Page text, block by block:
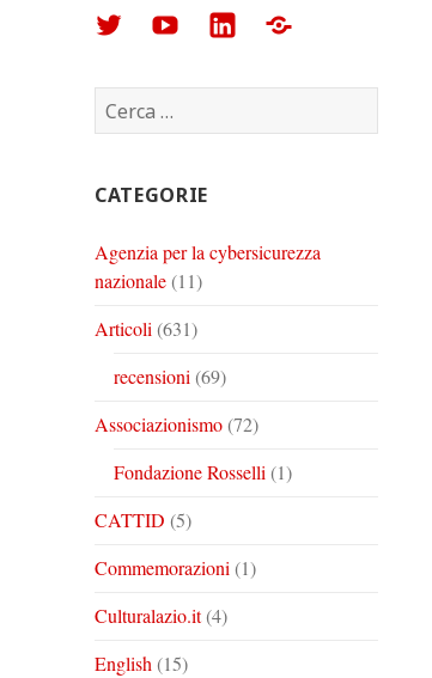
Arturo
Corinto
su
Arturo
Corinto
su
Arturo
su
Foto
Ricerca
per:
CATEGORIE
Agenzia per la cybersicurezza
nazionale(11)
Articoli (631)
recensioni (69)
Associazionismo(72)
Fondazione Rosselli (1)
CATTID (5)
Commemorazioni (1)
Culturalazio.it(4)
English (15)